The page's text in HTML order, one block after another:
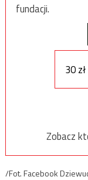
fundacji.
30 zł
Zobacz
/Fot. Facebook